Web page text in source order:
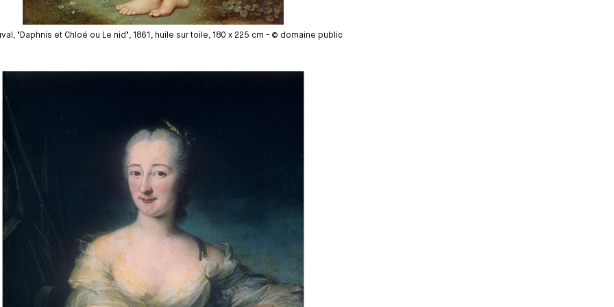
"Daphnis et Chloé ou Le nid", 1861, huile sur toile, 180 x 225 cm - © domaine public